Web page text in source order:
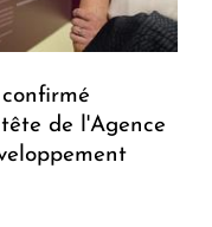
de l'Agence